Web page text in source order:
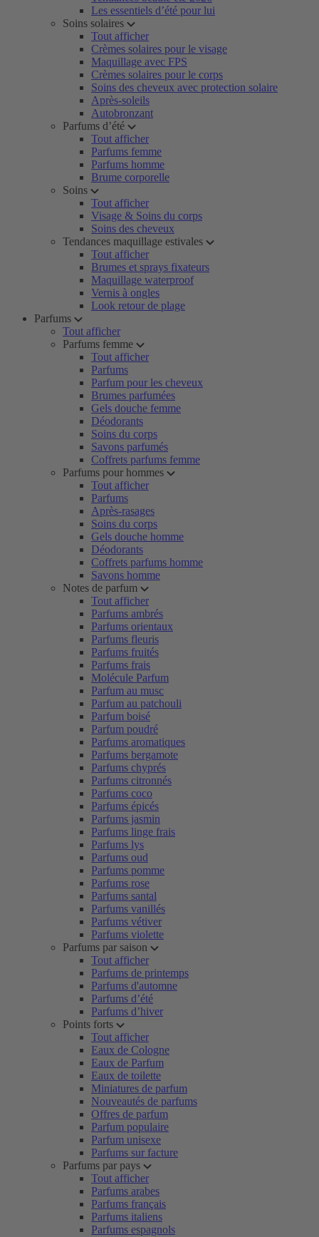
Les essentiels d’été pour lui
Soins solaires
Tout afficher
Crèmes solaires pour le visage
Maquillage avec FPS
Crèmes solaires pour le corps
Soins des cheveux avec protection solaire
Après-soleils
Autobronzant
Parfums d’été
Tout afficher
Parfums femme
Parfums homme
Brume corporelle
Soins
Tout afficher
Visage & Soins du corps
Soins des cheveux
Tendances maquillage estivales
Tout afficher
Brumes et sprays fixateurs
Maquillage waterproof
Vernis à ongles
Look retour de plage
Parfums
Tout afficher
Parfums femme
Tout afficher
Parfums
Parfum pour les cheveux
Brumes parfumées
Gels douche femme
Déodorants
Soins du corps
Savons parfumés
Coffrets parfums femme
Parfums pour hommes
Tout afficher
Parfums
Après-rasages
Soins du corps
Gels douche homme
Déodorants
Coffrets parfums homme
Savons homme
Notes de parfum
Tout afficher
Parfums ambrés
Parfums orientaux
Parfums fleuris
Parfums fruités
Parfums frais
Molécule Parfum
Parfum au musc
Parfum au patchouli
Parfum boisé
Parfum poudré
Parfums aromatiques
Parfums bergamote
Parfums chyprés
Parfums citronnés
Parfums coco
Parfums épicés
Parfums jasmin
Parfums linge frais
Parfums lys
Parfums oud
Parfums pomme
Parfums rose
Parfums santal
Parfums vanillés
Parfums vétiver
Parfums violette
Parfums par saison
Tout afficher
Parfums de printemps
Parfums d'automne
Parfums d’été
Parfums d’hiver
Points forts
Tout afficher
Eaux de Cologne
Eaux de Parfum
Eaux de toilette
Miniatures de parfum
Nouveautés de parfums
Offres de parfum
Parfum populaire
Parfum unisexe
Parfums sur facture
Parfums par pays
Tout afficher
Parfums arabes
Parfums français
Parfums italiens
Parfums espagnols